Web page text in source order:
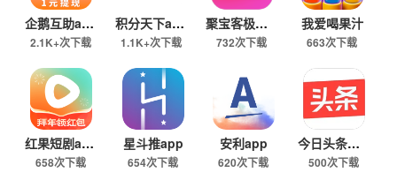
企鹅互助app
2.1K+次下载
积分天下app
1.1K+次下载
聚宝客极速版
732次下载
我爱喝果汁
663次下载
红果短剧app
658次下载
星斗推app
654次下载
安利app
620次下载
今日头条极速版下载
500次下载